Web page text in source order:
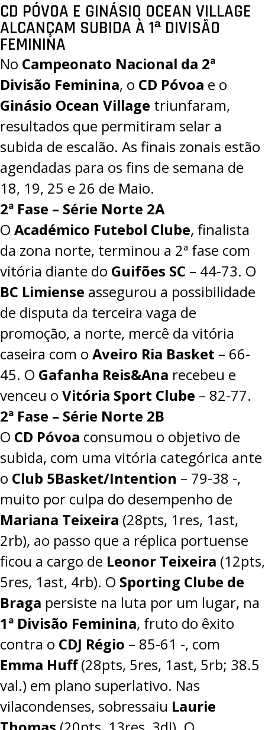
CD PÓVOA E GINÁSIO OCEAN VILLAGE
ALCANÇAM SUBIDA À 1ª DIVISÃO
FEMININA
No Campeonato Nacional da 2ª
Divisão Feminina, o CD Póvoa e o
Ginásio Ocean Village triunfaram,
resultados que permitiram selar a
subida de escalão. As finais zonais estão
agendadas para os fins de semana de
18, 19, 25 e 26 de Maio.
2ª Fase – Série Norte 2A
O Académico Futebol Clube, finalista
da zona norte, terminou a 2ª fase com
vitória diante do Guifões SC – 44-73. O
BC Limiense assegurou a possibilidade
de disputa da terceira vaga de
promoção, a norte, mercê da vitória
caseira com o Aveiro Ria Basket – 66-
45. O Gafanha Reis&Ana recebeu e
venceu o Vitória Sport Clube – 82-77.
2ª Fase – Série Norte 2B
O CD Póvoa consumou o objetivo de
subida, com uma vitória categórica ante
o Club 5Basket/Intention – 79-38 -,
muito por culpa do desempenho de
Mariana Teixeira (28pts, 1res, 1ast,
2rb), ao passo que a réplica portuense
ficou a cargo de Leonor Teixeira (12pts,
5res, 1ast, 4rb). O Sporting Clube de
Braga persiste na luta por um lugar, na
1ª Divisão Feminina, fruto do êxito
contra o CDJ Régio – 85-61 -, com
Emma Huff(28pts, 5res, 1ast, 5rb; 38.5
val.) em plano superlativo. Nas
vilacondenses, sobressaiu Laurie